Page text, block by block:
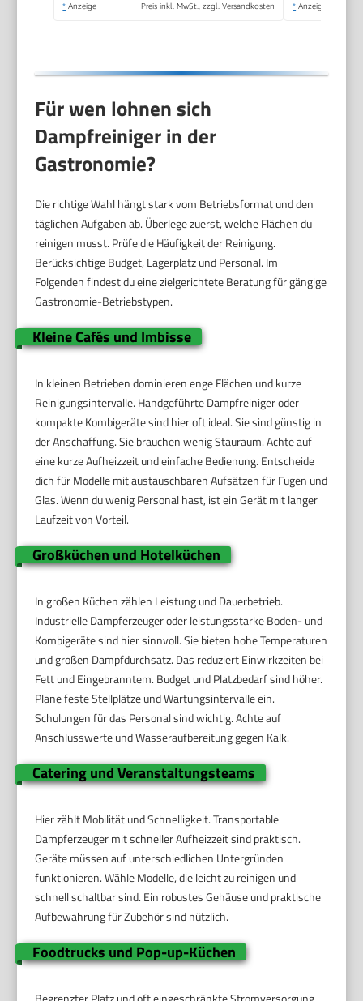
* Anzeige Preis inkl. MwSt., zzgl. Versandkosten * Anzeige
Für wen lohnen sich
Dampfreiniger in der
Gastronomie?
Die richtige Wahl hängt stark vom Betriebsformat und den
täglichen Aufgaben ab. Überlege zuerst, welche Flächen du
reinigen musst. Prüfe die Häufigkeit der Reinigung.
Berücksichtige Budget, Lagerplatz und Personal. Im
Folgenden findest du eine zielgerichtete Beratung für gängige
Gastronomie-Betriebstypen.
Kleine Cafés und Imbisse
In kleinen Betrieben dominieren enge Flächen und kurze
Reinigungsintervalle. Handgeführte Dampfreiniger oder
kompakte Kombigeräte sind hier oft ideal. Sie sind günstig in
der Anschaffung. Sie brauchen wenig Stauraum. Achte auf
eine kurze Aufheizzeit und einfache Bedienung. Entscheide
dich für Modelle mit austauschbaren Aufsätzen für Fugen und
Glas. Wenn du wenig Personal hast, ist ein Gerät mit langer
Laufzeit von Vorteil.
Großküchen und Hotelküchen
In großen Küchen zählen Leistung und Dauerbetrieb.
Industrielle Dampferzeuger oder leistungsstarke Boden- und
Kombigeräte sind hier sinnvoll. Sie bieten hohe Temperaturen
und großen Dampfdurchsatz. Das reduziert Einwirkzeiten bei
Fett und Eingebranntem. Budget und Platzbedarf sind höher.
Plane feste Stellplätze und Wartungsintervalle ein.
Schulungen für das Personal sind wichtig. Achte auf
Anschlusswerte und Wasseraufbereitung gegen Kalk.
Catering und Veranstaltungsteams
Hier zählt Mobilität und Schnelligkeit. Transportable
Dampferzeuger mit schneller Aufheizzeit sind praktisch.
Geräte müssen auf unterschiedlichen Untergründen
funktionieren. Wähle Modelle, die leicht zu reinigen und
schnell schaltbar sind. Ein robustes Gehäuse und praktische
Aufbewahrung für Zubehör sind nützlich.
Foodtrucks und Pop-up-Küchen